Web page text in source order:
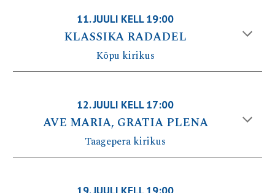
11. JUULI KELL 19:00
KLASSIKA RADADEL
Kõpu kirikus
12.JUULI KELL 17:00
AVE MARIA, GRATIA PLENA
Taagepera kirikus